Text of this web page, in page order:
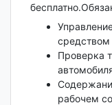
средством
Проверка
рабочем